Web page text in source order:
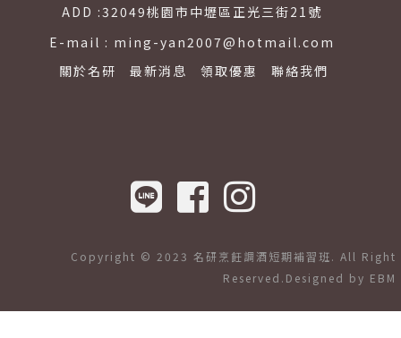
ADD :32049桃園市中壢區正光三街21號
E-mail : ming-yan2007@hotmail.com
關於名研
最新消息 領取優惠 聯絡我們
Copyright © 2023 名研烹飪調酒短期補習班. All Right
Reserved.Designed by EBM